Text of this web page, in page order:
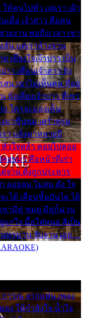
ห้คนไปทั่ว แต่เรา เฝ้า
เมื่อ เจ้าสาว คือคน
ยงาน พอถึงเวลา เขา
ลั่น แต่เราล้างจาน
เคียงใจเจ้าบ่าว เป็น
ว เพื่อนเจ้าสาว ยัง
น เขาไม่เห็นคน ที่อยู่
นั่งเคียงเจ้าบ่าว ที่เขา
ญ ใครจะมองเห็น
มาขื่นขม เศร้าตรม
า แล้งมาหลายปี
วใจหล้า คอยไปคอย
อยมา คือหน้าที่เก่า
จาน ดั่งถูกประหาร
ลอยลม ไม่สม ดัง ใจ
ะได้ เลื่อนขั้นบันได ได้
เขามีคู่ ซมดู มีคู่ก็ม่วน
แก่ใจ มื้อใด๋หนอ สิเป็น
นทรมาน จับจาน เอย…
ารุณ จากแฟน เพลง
ลง ให้กำลังใจ น้ำใจ